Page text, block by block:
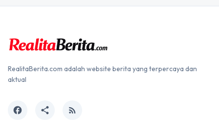
RealitaBerita.com adalah website berita yang terpercaya dan
aktual
facebook share rss_feed